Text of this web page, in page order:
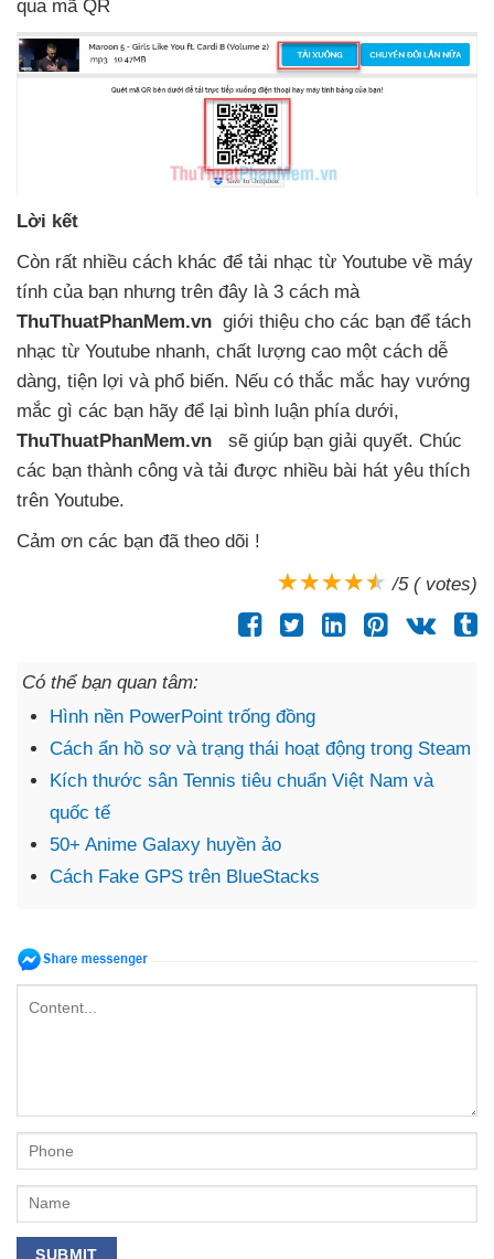
qua mã QR
Lời kết
Còn rất nhiều cách khác để tải nhạc từ Youtube về máy
tính của bạn nhưng trên đây là 3 cách mà
ThuThuatPhanMem.vn giới thiệu cho các bạn để tách
nhạc từ Youtube nhanh, chất lượng cao một cách dễ
dàng, tiện lợi và phổ biến. Nếu có thắc mắc hay vướng
mắc gì các bạn hãy để lại bình luận phía dưới,
ThuThuatPhanMem.vn
sẽ giúp bạn giải quyết. Chúc
các bạn thành công và tải được nhiều bài hát yêu thích
trên Youtube.
Cảm ơn các bạn đã theo dõi !
/5 ( votes)
Có thể bạn quan tâm:
Hình nền PowerPoint trống đồng
Cách ẩn hồ sơ và trạng thái hoạt động trong Steam
Kích thước sân Tennis tiêu chuẩn Việt Nam và
quốc tế
50+ Anime Galaxy huyền ảo
Cách Fake GPS trên BlueStacks